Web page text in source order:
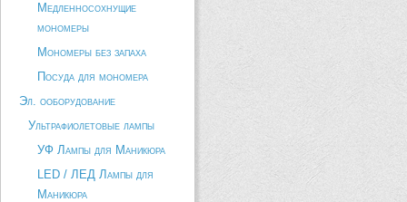
Медленносохнущие
мономеры
Мономеры без запаха
Посуда для мономера
Эл. ооборудование
Ультрафиолетовые лампы
УФ Лампы для Маникюра
LED / ЛЕД Лампы для
Маникюра